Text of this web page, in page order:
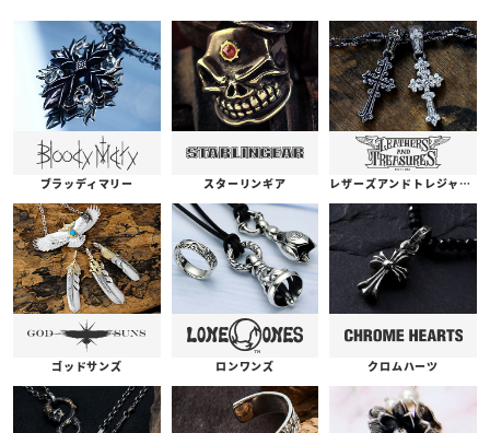
ブラッディマリー スターリンギア レザーズアンドトレジャーズ
ゴッドサンズ ロンワンズ クロムハーツ